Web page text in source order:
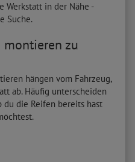
Werkstatt in der Nähe -
Suche.
montieren zu
hängen vom Fahrzeug,
ab. Häufig unterscheiden
du die Reifen bereits hast